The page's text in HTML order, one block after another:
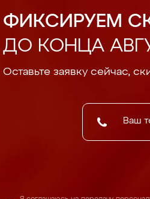
ФИКСИРУЕМ
ДО КОНЦА
Оставьте заявку сейчас,